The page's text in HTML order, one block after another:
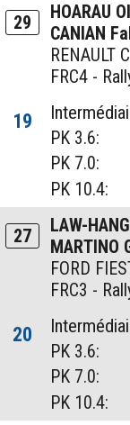
29
HOARAU
CANIAN
RENAULT
FRC4 -
19
PK 3.6:
PK 7.0:
PK 10.4:
27
LAW-
MARTINO
FORD
FRC3 -
20
PK 3.6:
PK 7.0:
PK 10.4: